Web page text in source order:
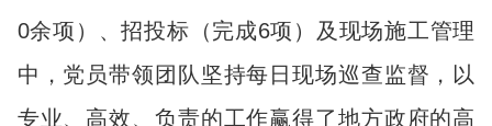
0余项）、招投标（完成6项）及现场施工管理
中，党员带领团队坚持每日现场巡查监督，以
专业、高效、负责的工作赢得了地方政府的高